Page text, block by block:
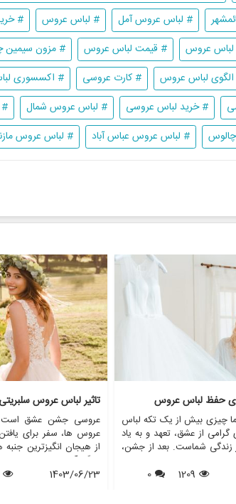
# لباس عروس آمل # لباس عروس #
عروس # قیمت لباس عروس # مزون
لباس عروس # کارت عروسی # اکسسوری
# خرید لباس عروسی # لباس عروس شمال
# لباس عروس عباس آباد # لباس عروس
حفظ لباس عروس
چیزی بیش از یک تکه لباس
از عشق، تعهد و به یاد
زندگی شماست. بعد از جشن،
عروسم چه کنم؟ در حالی
1209
0
تاثیر لباس عروس
عروسی جشن عشق است
عروس ها، سفر برای
از هیجان انگیزترین جنبه
بزرگ آنهاست. در طول
افراد مشهور نقش مهمی
1403/06/23